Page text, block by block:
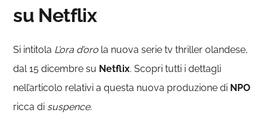
su Netflix
Si intitola L’ora d’oro la nuova serie tv thriller olandese,
dal 15 dicembre su Netflix. Scopri tutti i dettagli
nell’articolo relativi a questa nuova produzione di NPO
ricca di suspence.